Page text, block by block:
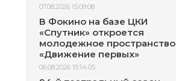
07.08.2026 15:09:08
В Фокино на базе ЦКИ
«Спутник» откроется
молодежное пространство
«Движение первых»
06.08.2026 15:14:05